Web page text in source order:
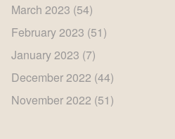
March 2023 (54)
February 2023 (51)
January 2023 (7)
December 2022 (44)
November 2022 (51)